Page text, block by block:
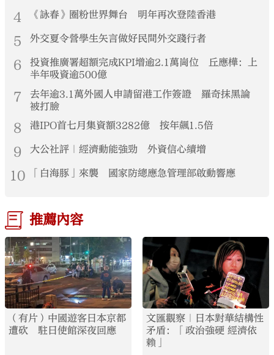
4 《詠春》圈粉世界舞台 明年再次登陸香港
5 外交夏令營學生矢言做好民間外交踐行者
6
投資推廣署超額完成KPI增逾2.1萬崗位 丘應樺：上
半年吸資逾500億
7
去年逾3.1萬外國人申請留港工作簽證 羅奇抹黑論
被打臉
8 港IPO首七月集資額3282億 按年飆1.5倍
9 大公社評｜經濟動能強勁 外資信心續增
10 「白海豚」來襲 國家防總應急管理部啟動響應
推薦內容
（有片）中國遊客日本京都
遭砍 駐日使館深夜回應
文匯觀察｜日本對華結構性
矛盾：「政治強硬 經濟依
賴」